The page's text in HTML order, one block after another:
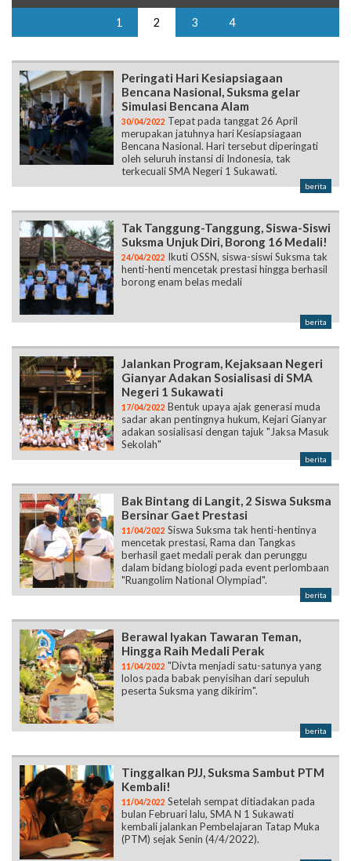
1 2 3 4
Peringati Hari Kesiapsiagaan
Bencana Nasional, Suksma gelar
Simulasi Bencana Alam
30/04/2022 Tepat pada tanggat 26 April
merupakan jatuhnya hari Kesiapsiagaan
Bencana Nasional. Hari tersebut diperingati
oleh seluruh instansi di Indonesia, tak
terkecuali SMA Negeri 1 Sukawati.
berita
Tak Tanggung-Tanggung, Siswa-Siswi
Suksma Unjuk Diri, Borong 16 Medali!
24/04/2022 Ikuti OSSN, siswa-siswi Suksma tak
henti-henti mencetak prestasi hingga berhasil
borong enam belas medali
berita
Jalankan Program, Kejaksaan Negeri
Gianyar Adakan Sosialisasi di SMA
Negeri 1 Sukawati
17/04/2022 Bentuk upaya ajak generasi muda
sadar akan pentingnya hukum, Kejari Gianyar
adakan sosialisasi dengan tajuk "Jaksa Masuk
Sekolah"
berita
Bak Bintang di Langit, 2 Siswa Suksma
Bersinar Gaet Prestasi
11/04/2022 Siswa Suksma tak henti-hentinya
mencetak prestasi, Rama dan Tangkas
berhasil gaet medali perak dan perunggu
dalam bidang biologi pada event perlombaan
"Ruangolim National Olympiad".
berita
Berawal Iyakan Tawaran Teman,
Hingga Raih Medali Perak
11/04/2022 "Divta menjadi satu-satunya yang
lolos pada babak penyisihan dari sepuluh
peserta Suksma yang dikirim".
berita
Tinggalkan PJJ, Suksma Sambut PTM
Kembali!
11/04/2022 Setelah sempat ditiadakan pada
bulan Februari lalu, SMA N 1 Sukawati
kembali jalankan Pembelajaran Tatap Muka
(PTM) sejak Senin (4/4/2022).